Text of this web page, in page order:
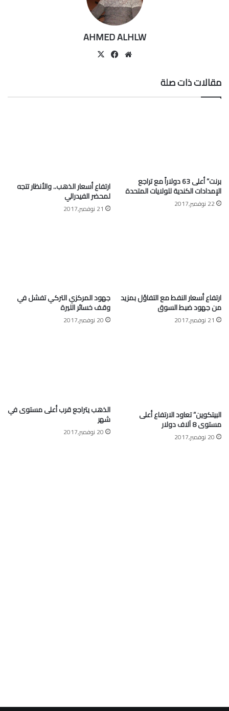
AHMED ALHLW
موقعفيسبوك
مقالات ذات صلة
برنت” أعلى 63 دولاراً مع تراجع
الإمدادات الكندية للولايات المتحدة
22 نوفمبر,2017
ارتفاع أسعار الذهب.. والأنظار تتجه
لمحضر الفيدرالي
21 نوفمبر,2017
ارتفاع أسعار النفط مع التفاؤل بمزيد
من جهود ضبط السوق
21 نوفمبر,2017
جهود المركزي التركي تفشل في
وقف خسائر الليرة
20 نوفمبر,2017
البيتكوين” تعاود الارتفاع أعلى
مستوى 8 آلاف دولار
20 نوفمبر,2017
الذهب يتراجع قرب أعلى مستوى في
شهر
20 نوفمبر,2017